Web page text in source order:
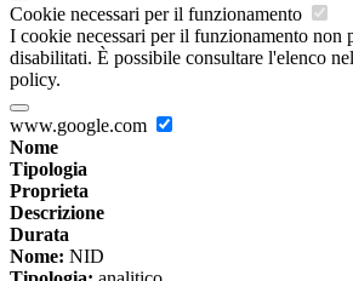
Cookie necessari per il funzionamento
I cookie necessari per il funzionamento non
disabilitati. È possibile consultare l'elenco
policy.
www.google.com
Nome
Tipologia
Proprieta
Descrizione
Durata
Nome: NID